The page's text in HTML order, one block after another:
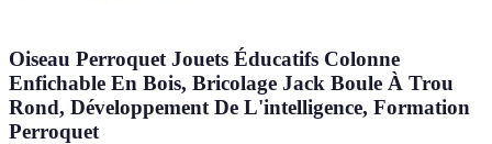
Oiseau Perroquet Jouets Éducatifs Colonne
Enfichable En Bois, Bricolage Jack Boule À Trou
Rond, Développement De L'intelligence, Formation
Perroquet